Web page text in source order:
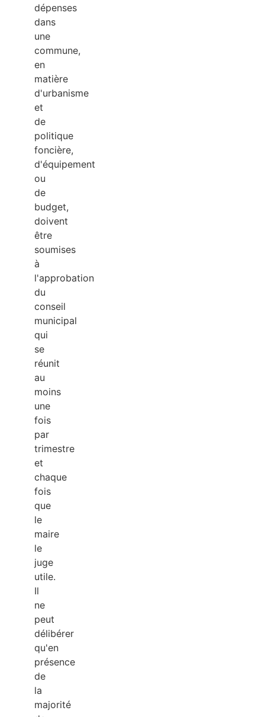
dépenses
dans
une
commune,
en
matière
d'urbanisme
et
de
politique
foncière,
d'équipement
ou
de
budget,
doivent
être
soumises
à
l'approbation
du
conseil
municipal
qui
se
réunit
au
moins
une
fois
par
trimestre
et
chaque
fois
que
le
maire
le
juge
utile.
Il
ne
peut
délibérer
qu'en
présence
de
la
majorité